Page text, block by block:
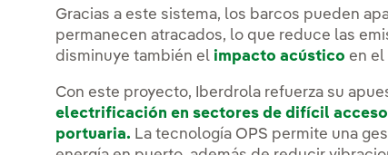
Gracias a este sistema, los barcos pueden
permanecen atracados, lo que reduce las
disminuye también el impacto acústico en el
Con este proyecto, Iberdrola refuerza su
electrificación en sectores de difícil
portuaria. La tecnología OPS permite una